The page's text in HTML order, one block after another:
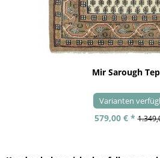
Mir Sarough
Varianten
579,00 € *